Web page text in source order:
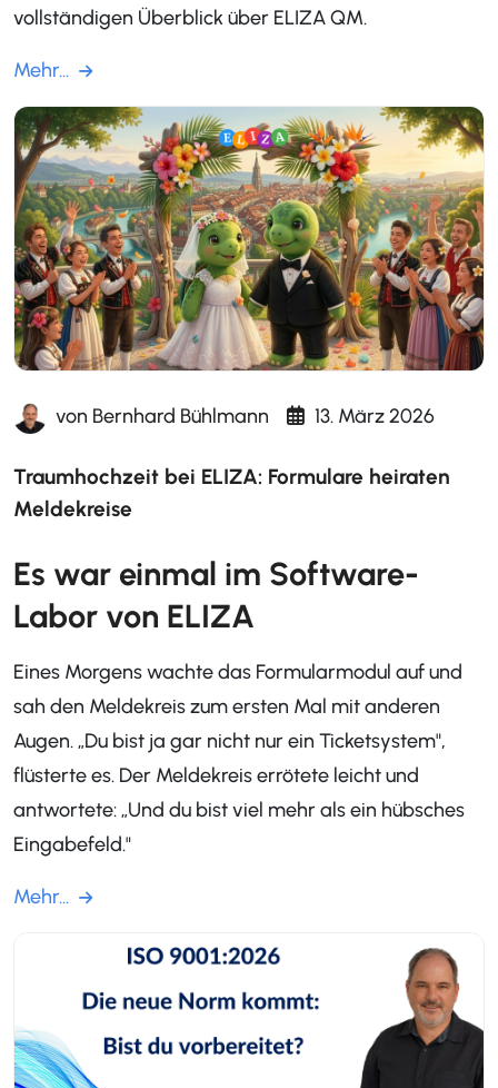
vollständigen Überblick über ELIZA QM.
Mehr...
von Bernhard Bühlmann 13. März 2026
Traumhochzeit bei ELIZA: Formulare heiraten
Meldekreise
Es war einmal im Software-
Labor von ELIZA
Eines Morgens wachte das Formularmodul auf und
sah den Meldekreis zum ersten Mal mit anderen
Augen. „Du bist ja gar nicht nur ein Ticketsystem",
flüsterte es. Der Meldekreis errötete leicht und
antwortete: „Und du bist viel mehr als ein hübsches
Eingabefeld."
Mehr...